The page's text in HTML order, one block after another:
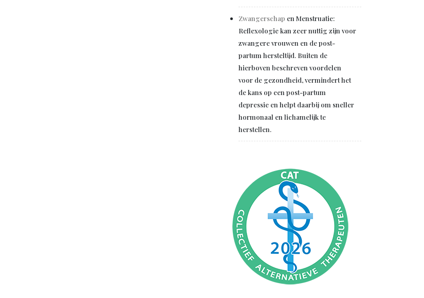
Zwangerschap en Menstruatie:
Reflexologie kan zeer nuttig zijn voor
zwangere vrouwen en de post-
partum hersteltijd. Buiten de
hierboven beschreven voordelen
voor de gezondheid, vermindert het
de kans op een post-partum
depressie en helpt daarbij om sneller
hormonaal en lichamelijk te
herstellen.